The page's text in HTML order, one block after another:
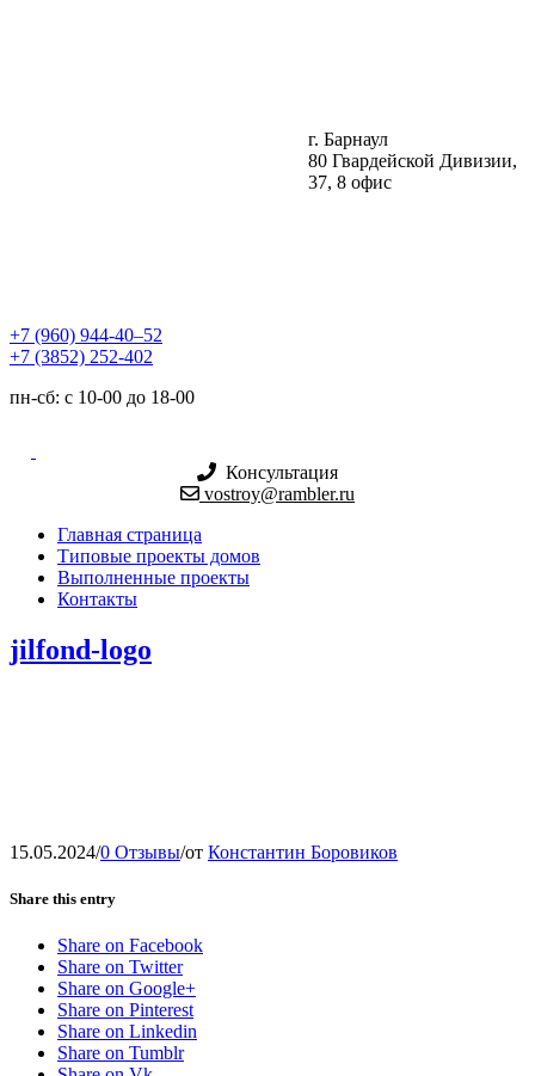
г. Барнаул
80 Гвардейской Дивизии,
37, 8 офис
+7 (960) 944-40‒52
+7 (3852) 252-402
пн-сб: с 10-00 до 18-00
Консультация
vostroy@rambler.ru
Главная страница
Типовые проекты домов
Выполненные проекты
Контакты
jilfond-logo
15.05.2024/0 Отзывы/от Константин Боровиков
Share this entry
Share on Facebook
Share on Twitter
Share on Google+
Share on Pinterest
Share on Linkedin
Share on Tumblr